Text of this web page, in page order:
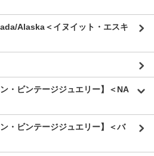
Alaska＜イヌイット・エスキ
・ビンテージジュエリー】＜NA
・ビンテージジュエリー】＜バ